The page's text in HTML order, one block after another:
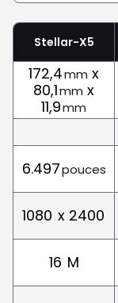
Stellar-X5
172,4mm x
80,1mm x
11,9mm
6.497pouces
1080 x 2400
16 M